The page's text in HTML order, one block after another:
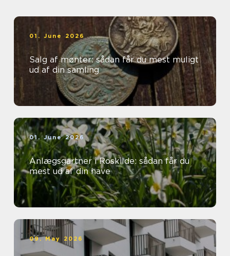
01. June 2026
Salg af mønter: sådan får du mest muligt
ud af din samling
01. June 2026
Anlægsgartner i Roskilde: sådan får du
mest ud af din have
09. May 2026